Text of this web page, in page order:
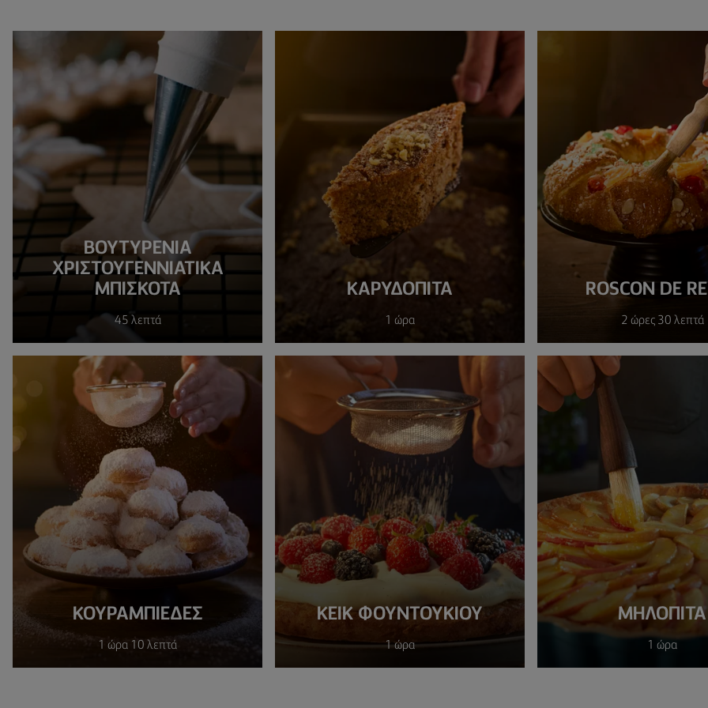
ΒΟΥΤΥΡΕΝΙΑ
ΧΡΙΣΤΟΥΓΕΝΝΙΑΤΙΚΑ
ΜΠΙΣΚΟΤΑ
45 λεπτά
KΑΡΥΔΌΠΙΤΑ
1 ώρα
ROSCON DE
2 ώρες 30 λεπτά
ΚΟΥΡΑΜΠΙΈΔΕΣ
1 ώρα 10 λεπτά
ΚΕΙΚ ΦΟΥΝΤΟΥΚΙΟΥ
1 ώρα
ΜΗΛΟΠΙΤΑ
1 ώρα